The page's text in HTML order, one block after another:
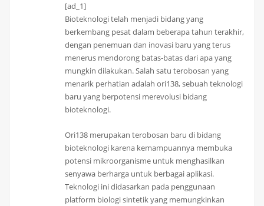
[ad_1]
Bioteknologi telah menjadi bidang yang
berkembang pesat dalam beberapa tahun terakhir,
dengan penemuan dan inovasi baru yang terus
menerus mendorong batas-batas dari apa yang
mungkin dilakukan. Salah satu terobosan yang
menarik perhatian adalah ori138, sebuah teknologi
baru yang berpotensi merevolusi bidang
bioteknologi.
Ori138 merupakan terobosan baru di bidang
bioteknologi karena kemampuannya membuka
potensi mikroorganisme untuk menghasilkan
senyawa berharga untuk berbagai aplikasi.
Teknologi ini didasarkan pada penggunaan
platform biologi sintetik yang memungkinkan